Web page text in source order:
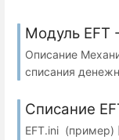
Модуль EFT
Описание
списания
Списание
EFT.ini (пример)